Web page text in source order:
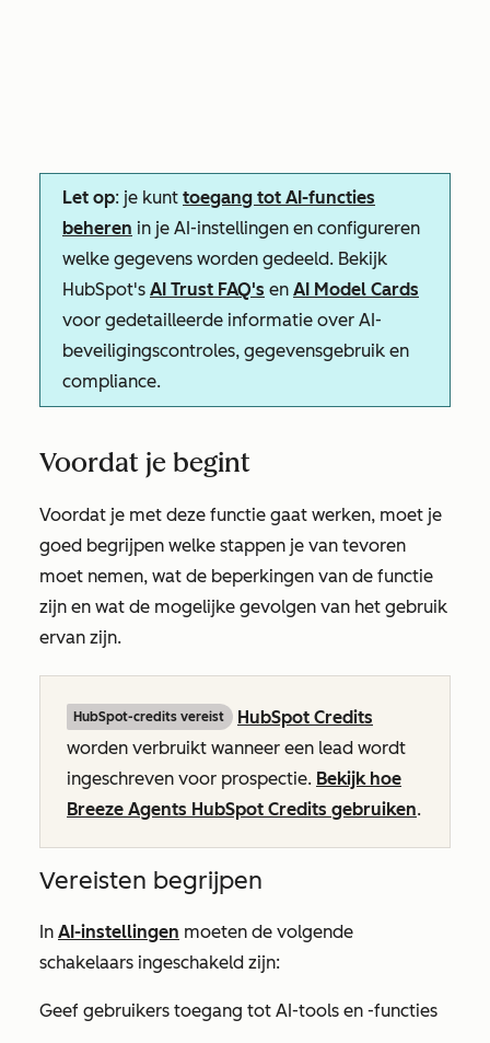
Let op: je kunt toegang tot AI-functies
beheren in je AI-instellingen en configureren
welke gegevens worden gedeeld. Bekijk
HubSpot's AI Trust FAQ's en AI Model Cards
voor gedetailleerde informatie over AI-
beveiligingscontroles, gegevensgebruik en
compliance.
Voordat je begint
Voordat je met deze functie gaat werken, moet je
goed begrijpen welke stappen je van tevoren
moet nemen, wat de beperkingen van de functie
zijn en wat de mogelijke gevolgen van het gebruik
ervan zijn.
HubSpot-credits vereist
HubSpot Credits
worden verbruikt wanneer een lead wordt
ingeschreven voor prospectie. Bekijk hoe
Breeze Agents HubSpot Credits gebruiken.
Vereisten begrijpen
In AI-instellingen moeten de volgende
schakelaars ingeschakeld zijn:
Geef gebruikers toegang tot AI-tools en -functies